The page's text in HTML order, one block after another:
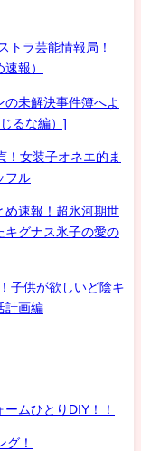
トラ芸能情報局！
報）
未解決事件簿へよ
るな編）]
女装子オネエ的ま
フル
め速報！超氷河期世
キグナス氷子の愛の
子供が欲しいど陰キ
計画編
ムひとりDIY！！
グ！